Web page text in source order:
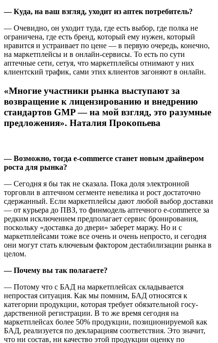
— Куда, на ваш взгляд, уходит из аптек потребитель?
— Очевидно, он уходит туда, где есть выбор, где полка не
огра­ничена, где есть бренд, который ему нужен, который
нравится и устраивает по цене — в первую очередь, конечно,
на маркетплейсы и в онлайн-сервисы. То есть по сути
аптечные сети, сетуя, что маркетплейсы отнимают у них
клиент­ский трафик, сами этих клиентов загоняют в онлайн.
«Многие участники рынка выступают за
возвращение к лицензированию и внедрению
стандартов GMP — на мой взгляд, это разумные
предложения». Наталия Прокопьева
— Возможно, тогда e-commerce станет новым драй­вером
роста для рынка?
— Сегодня я бы так не сказала. Пока доля электронной
торговли в аптечном сегменте невелика и рост достаточно
сдержанный. Если маркетплейсы дают любой выбор доставки
— от курьера до ПВЗ, то финмодель аптечного e-commerce за
редким исключением предпола­гает сервис бронирования,
посколь­ку «доставка до двери» заберет маржу. Но и с
маркетплейсами тоже все очень и очень непросто, и сегодня
они могут стать ключевым фактором дестабилизации рынка в
целом.
— Почему вы так полагаете?
— Потому что с БАД на маркетплейсах складывается
непростая ситуация. Как мы помним, БАД относятся к
категории продукции, которая требует обязательной госу­
дарственной регистрации. В то же время сегодня на
маркетплейсах более 50% продукции, позициони­руемой как
БАД, реализуется по декларациям соответствия. Это зна­чит,
что ни состав, ни качество этой продукции оценку по